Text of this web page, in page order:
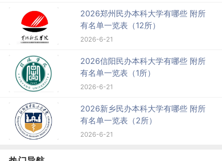
2026郑州民办本科大学有哪些 附所
有名单一览表（12所）
2026-6-21
2026信阳民办本科大学有哪些 附所
有名单一览表（1所）
2026-6-21
2026新乡民办本科大学有哪些 附所
有名单一览表（2所）
2026-6-21